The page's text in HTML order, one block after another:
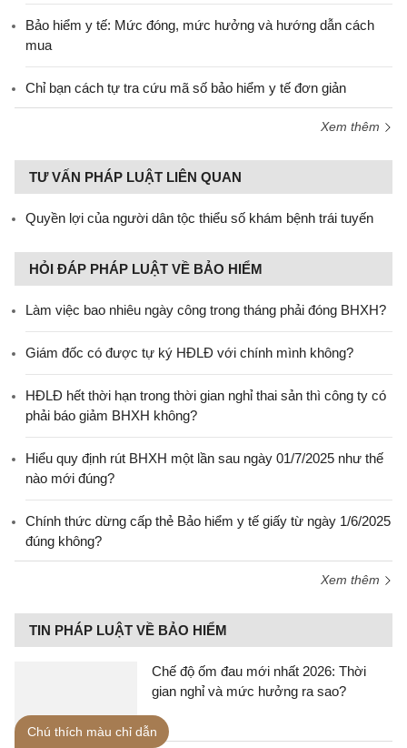
Bảo hiểm y tế: Mức đóng, mức hưởng và hướng dẫn cách
mua
Chỉ bạn cách tự tra cứu mã số bảo hiểm y tế đơn giản
Xem thêm
TƯ VẤN PHÁP LUẬT LIÊN QUAN
Quyền lợi của người dân tộc thiểu số khám bệnh trái tuyến
HỎI ĐÁP PHÁP LUẬT VỀ BẢO HIỂM
Làm việc bao nhiêu ngày công trong tháng phải đóng BHXH?
Giám đốc có được tự ký HĐLĐ với chính mình không?
HĐLĐ hết thời hạn trong thời gian nghỉ thai sản thì công ty có
phải báo giảm BHXH không?
Hiểu quy định rút BHXH một lần sau ngày 01/7/2025 như thế
nào mới đúng?
Chính thức dừng cấp thẻ Bảo hiểm y tế giấy từ ngày 1/6/2025
đúng không?
Xem thêm
TIN PHÁP LUẬT VỀ BẢO HIỂM
Chế độ ốm đau mới nhất 2026: Thời
gian nghỉ và mức hưởng ra sao?
Chú thích màu chỉ dẫn